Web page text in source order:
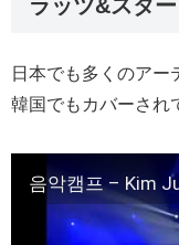
ラッツ&スタ
日本でも多くのアー
韓国でもカバーされ